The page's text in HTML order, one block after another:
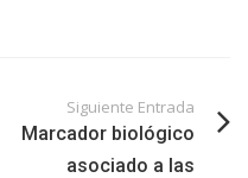
Siguiente Entrada
Marcador biológico
asociado a las